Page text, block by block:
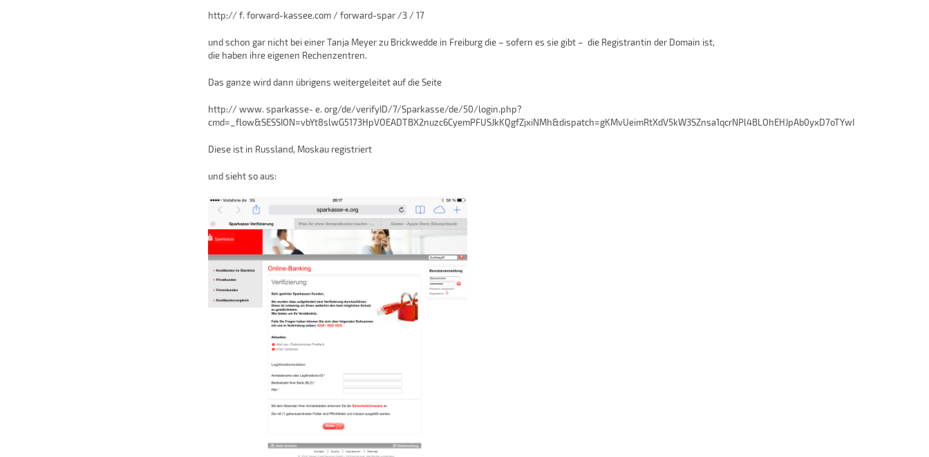
http:// f. forward-kassee.com / forward-spar /3 / 17
und schon gar nicht bei einer Tanja Meyer zu Brickwedde in Freiburg die – sofern es sie gibt – die Registrantin der Domain ist,
die haben ihre eigenen Rechenzentren.
Das ganze wird dann übrigens weitergeleitet auf die Seite
http:// www. sparkasse- e. org/de/verifyID/7/Sparkasse/de/50/login.php?
cmd=_flow&SESSION=vbYt8slwG5173HpVOEADTBX2nuzc6CyemPFUSJkKQgfZjxiNMh&dispatch=gKMvUeimRtXdV5kW3SZnsa1qcrNPl4BLOhEHJpAb0yxD7oTYwI
Diese ist in Russland, Moskau registriert
und sieht so aus: